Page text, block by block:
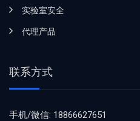
实验室安全
代理产品
联系方式
手机/微信: 18866627651